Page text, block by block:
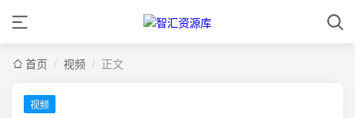
首页 / 视频 / 正文
视频